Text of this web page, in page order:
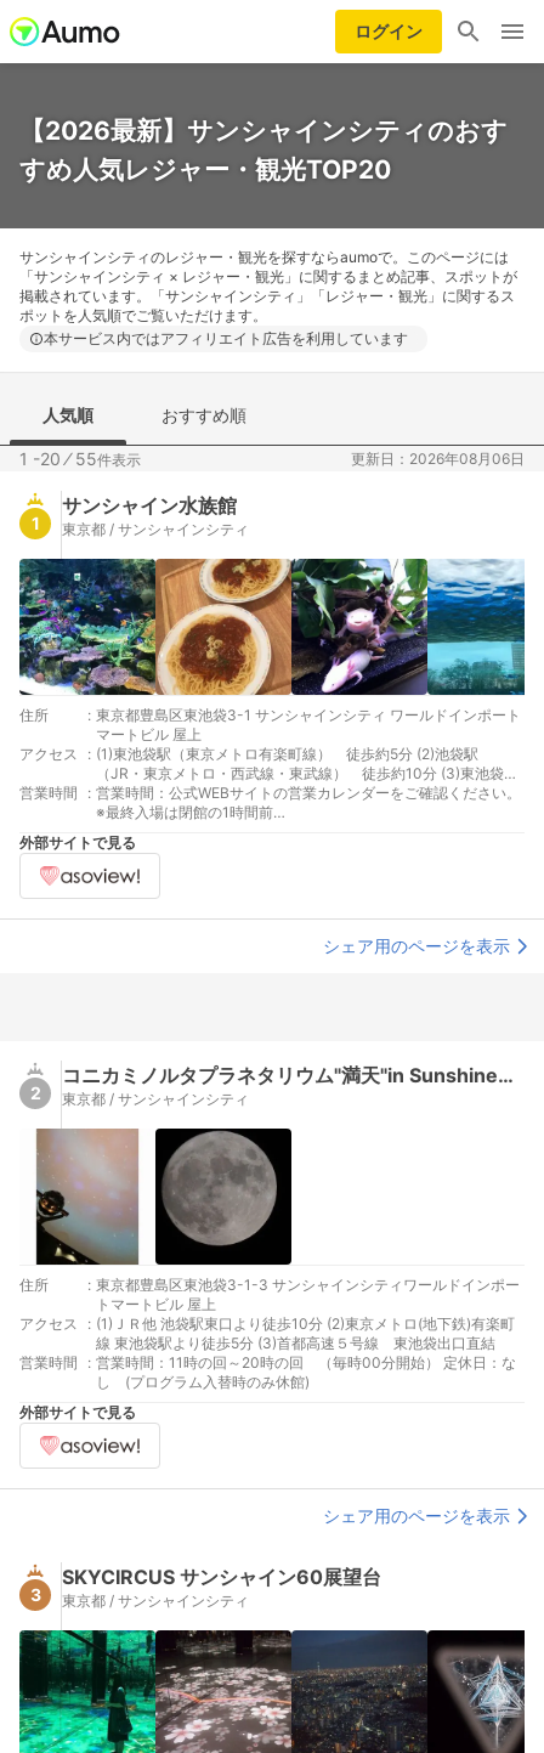
ログイン
【2026最新】サンシャインシティのおす
すめ人気レジャー・観光TOP20
サンシャインシティのレジャー・観光を探すならaumoで。このページには
「サンシャインシティ × レジャー・観光」に関するまとめ記事、スポットが
掲載されています。「サンシャインシティ」「レジャー・観光」に関するス
ポットを人気順でご覧いただけます。
本サービス内ではアフィリエイト広告を利用しています
人気順 おすすめ順
1 -20 ⁄55件表示 更新日：2026年08月06日
1
サンシャイン水族館
東京都 / サンシャインシティ
住所 : 東京都豊島区東池袋3-1 サンシャインシティ ワールドインポート
マートビル 屋上
アクセス
: (1)東池袋駅（東京メトロ有楽町線） 徒歩約5分 (2)池袋駅
（JR・東京メトロ・西武線・東武線） 徒歩約10分 (3)東池袋四
丁目停留場（都電荒川線） 徒歩約6分
営業時間 : 営業時間：公式WEBサイトの営業カレンダーをご確認ください。
※最終入場は閉館の1時間前
https://sunshinecity.jp/aquarium/ticket/calendar.html 休館日：
特別営業時
外部サイトで見る
シェア用のページを表示
2
コニカミノルタプラネタリウム"満天"in SunshineCity
東京都 / サンシャインシティ
住所 : 東京都豊島区東池袋3-1-3 サンシャインシティワールドインポー
トマートビル 屋上
アクセス
: (1)ＪＲ他 池袋駅東口より徒歩10分 (2)東京メトロ(地下鉄)有楽町
線 東池袋駅より徒歩5分 (3)首都高速５号線 東池袋出口直結
営業時間
: 営業時間：11時の回～20時の回 （毎時00分開始） 定休日：な
し (プログラム入替時のみ休館)
外部サイトで見る
シェア用のページを表示
3
SKYCIRCUS サンシャイン60展望台
東京都 / サンシャインシティ